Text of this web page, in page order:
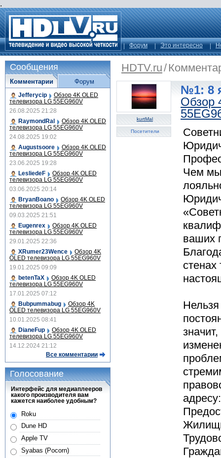
.
Форум Это интересно
HDTV.ru/
kurtMal
Посетители
№1: 8
Обзор
Чем мы
ваших
Сообщения
Комментарии
Jefferycip Обзор 4K OLED
телевизора LG 55EG960V
26.08.2025 21:28
RaymondRal
Обзор 4K OLED
телевизора LG 55EG960V
24.08.2025 19:02
Augustsoore
Обзор 4K OLED
телевизора LG 55EG960V
23.06.2025 19:28
LesliedeF
Обзор 4K OLED
телевизора LG 55EG960V
03.06.2025 20:14
BryanBoano
Обзор 4K OLED
телевизора LG 55EG960V
09.03.2025 21:51
Eugenrex
Обзор 4K OLED
телевизора LG 55EG960V
29.01.2025 22:36
XRumer23Wence
Обзор 4K
OLED телевизора LG 55EG960V
19.01.2025 09:09
betenTaX
Обзор 4K OLED
телевизора LG 55EG960V
17.01.2025 07:12
Bubpummabug
Обзор 4K
OLED телевизора LG 55EG960V
10.01.2025 08:41
DianeFup
Обзор 4K OLED
телевизора LG 55EG960V
14.12.2024 21:12
Все комментарии
Форум
Голосование
Интерфейс для медиаплееров
какого производителя вам
кажется наиболее удобным?
Roku
Dune HD
Apple TV
Syabas (Pocorn)